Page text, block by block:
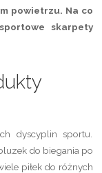
powietrzu. Na co
skarpety
dyscyplin sportu.
do biegania po
piłek do różnych